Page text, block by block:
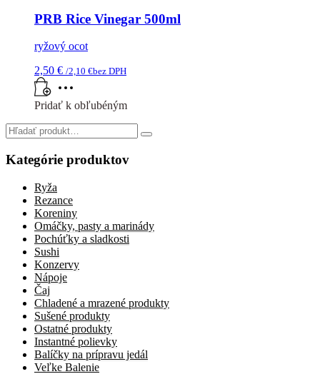
PRB Rice Vinegar 500ml
ryžový ocot
2,50 € /2,10 €bez DPH
Pridať k obľubéným
Search
for:
Kategórie produktov
Ryža
Rezance
Koreniny
Omáčky, pasty a marinády
Pochúťky a sladkosti
Sushi
Konzervy
Nápoje
Čaj
Chladené a mrazené produkty
Sušené produkty
Ostatné produkty
Instantné polievky
Balíčky na prípravu jedál
Veľke Balenie